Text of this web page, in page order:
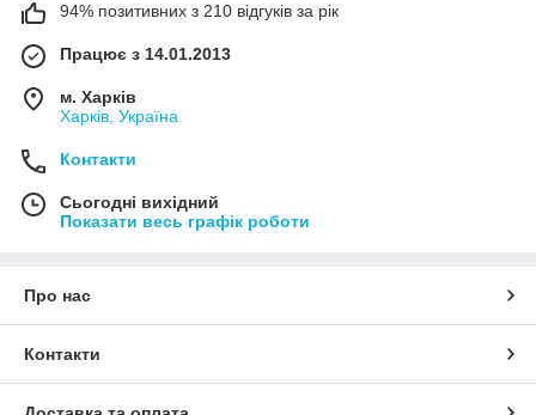
94% позитивних з 210 відгуків за рік
Працює з 14.01.2013
м. Харків
Харків, Україна
Контакти
Сьогодні вихідний
Показати весь графік роботи
Про нас
Контакти